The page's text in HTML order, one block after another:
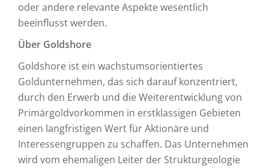
oder andere relevante Aspekte wesentlich
beeinflusst werden.
Über Goldshore
Goldshore ist ein wachstumsorientiertes
Goldunternehmen, das sich darauf konzentriert,
durch den Erwerb und die Weiterentwicklung von
Primärgoldvorkommen in erstklassigen Gebieten
einen langfristigen Wert für Aktionäre und
Interessengruppen zu schaffen. Das Unternehmen
wird vom ehemaligen Leiter der Strukturgeologie